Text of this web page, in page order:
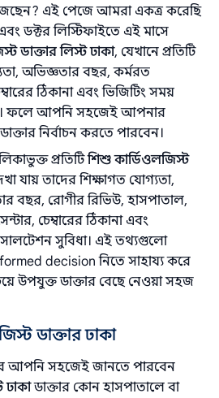
এই পেজে আমরা একত্র করেছি
ডক্টর লিস্টিফাইতে এই মাসে
ডাক্তার লিস্ট ঢাকা, যেখানে প্রতিটি
অভিজ্ঞতার বছর, কর্মরত
ঠিকানা এবং ভিজিটিং সময়
ফলে আপনি সহজেই আপনার
নির্বাচন করতে পারবেন।
প্রতিটিশিশু কার্ডিওলজিস্ট
যায় তাদের শিক্ষাগত যোগ্যতা,
বছর, রোগীর রিভিউ, হাসপাতাল,
চেম্বারের ঠিকানা এবং
সুবিধা। এই তথ্যগুলো
decision নিতে সাহায্য করে
উপযুক্ত ডাক্তার বেছে নেওয়া সহজ
ডাক্তার ঢাকা
আপনি সহজেই জানতে পারবেন
ঢাকাডাক্তার কোন হাসপাতালে বা